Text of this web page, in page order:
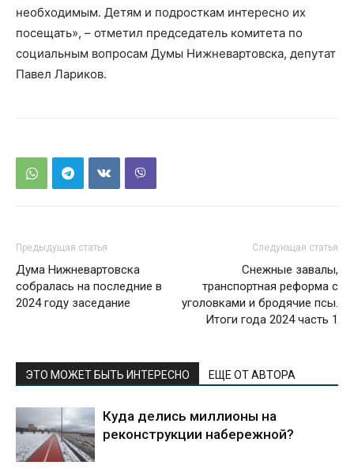
необходимым. Детям и подросткам интересно их
посещать», – отметил председатель комитета по
социальным вопросам Думы Нижневартовска, депутат
Павел Лариков.
Предыдущая статья
Дума Нижневартовска
собралась на последние в
2024 году заседание
Следующая статья
Снежные завалы,
транспортная реформа с
уголовками и бродячие псы.
Итоги года 2024 часть 1
ЭТО МОЖЕТ БЫТЬ ИНТЕРЕСНО ЕЩЕ ОТ АВТОРА
Куда делись миллионы на
реконструкции набережной?